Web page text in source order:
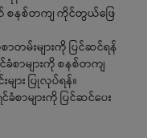
စနစ်တကျ ကိုင်တွယ်ဖြေ
ာတမ်းများကို ပြင်ဆင်ရန်
စာများကို စနစ်တကျ
ား ပြုလုပ်ရန်။
စာများကို ပြင်ဆင်ပေး